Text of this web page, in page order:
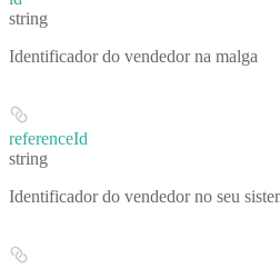
string
Identificador do vendedor na malga
referenceId
string
Identificador do vendedor no seu